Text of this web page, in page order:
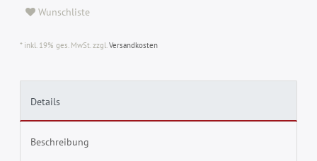
Wunschliste
* inkl. 19% ges. MwSt. zzgl.Versandkosten
Details
Beschreibung